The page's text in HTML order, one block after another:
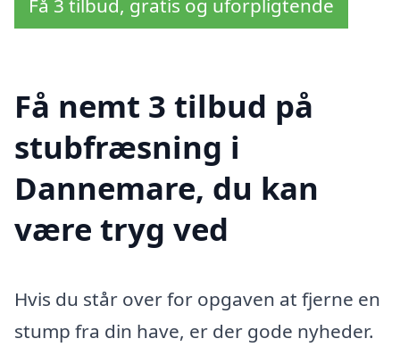
Få 3 tilbud, gratis og uforpligtende
Få nemt 3 tilbud på
stubfræsning i
Dannemare, du kan
være tryg ved
Hvis du står over for opgaven at fjerne en
stump fra din have, er der gode nyheder.